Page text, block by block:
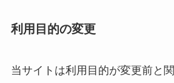
利用目的の変更
当サイトは利用目的が変更前と